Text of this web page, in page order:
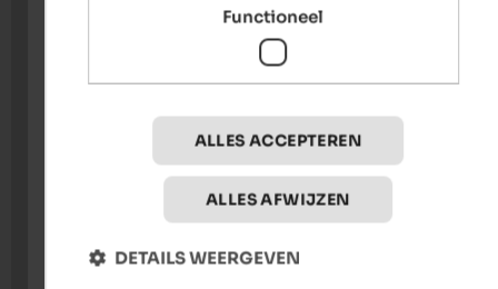
Functioneel
ALLES ACCEPTEREN
ALLES AFWIJZEN
DETAILS WEERGEVEN